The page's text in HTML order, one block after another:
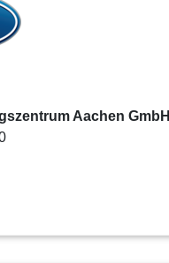
Aachen GmbH